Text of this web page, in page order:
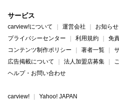
サービス
carview!について 運営会社 お知らせ
プライバシーセンター
利用規約
免
コンテンツ制作ポリシー
著者一覧
広告掲載について
法人加盟店募集
ヘルプ・お問い合わせ
carview! Yahoo! JAPAN